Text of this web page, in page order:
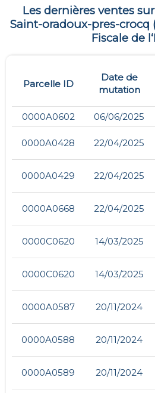
Les dernières ventes
Saint-oradoux-pres-crocq
Fiscale de
Parcelle ID
Date de
mutation
0000A0602 06/06/2025
0000A0428 22/04/2025
0000A0429 22/04/2025
0000A0668 22/04/2025
0000C0620 14/03/2025
0000C0620 14/03/2025
0000A0587 20/11/2024
0000A0588 20/11/2024
0000A0589 20/11/2024